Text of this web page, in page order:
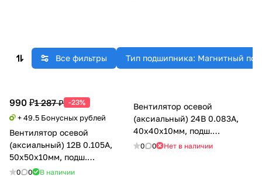
Все фильтры Тип подшипника: Магнитный
990 ₽1 287 ₽ -23%
+ 49.5 Бонусных рублей
Вентилятор осевой
(аксиальный) 12В 0.105А,
50х50х10мм, подш.
магнитный (MagLev), Sunon
0 0 В наличии
Вентилятор осевой
(аксиальный) 24В 0.083А,
40х40х10мм, подш.
магнитный (MagLev), Sunon
0 0 Нет в наличии